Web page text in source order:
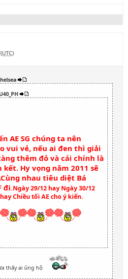
AE SG chúng ta nên
vui vẻ, nếu ai đen thì giải
thêm đỏ và cái chính là
Hy vọng năm 2011 sẽ
nhau tiêu diệt Bá
đi.Ngày 29/12 hay Ngày 30/12
Chiều tối AE cho ý kiến.
thấy ai ủng hộ